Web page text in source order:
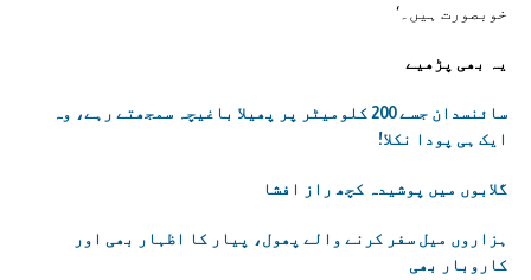
خوبصورت ہیں۔‘
یہ بھی پڑھیے
سائنسدان جسے 200 کلومیٹر پر پھیلا باغیچہ سمجھتے رہے، وہ
ایک ہی پودا نکلا!
گلابوں میں پوشیدہ کچھ راز افشا
ہزاروں میل سفر کرنے والے پھول، پیار کا اظہار بھی اور
کاروبار بھی